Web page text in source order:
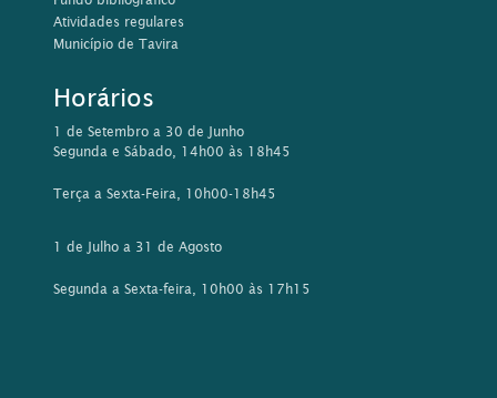
Atividades regulares
Município de Tavira
Horários
1 de Setembro a 30 de Junho
Segunda e Sábado, 14h00 às 18h45
Terça a Sexta-Feira, 10h00-18h45
1 de Julho a 31 de Agosto
Segunda a Sexta-feira, 10h00 às 17h15